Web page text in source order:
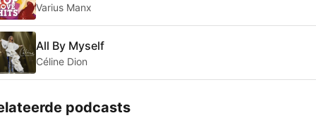
Varius Manx
All By Myself
Céline Dion
podcasts